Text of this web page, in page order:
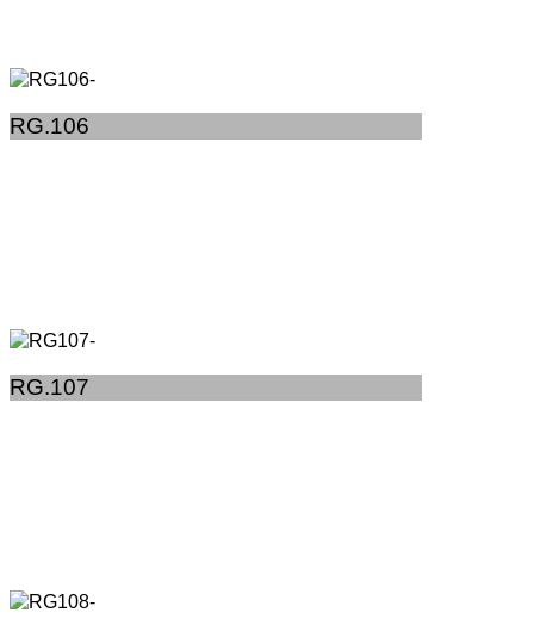
RG.106
RG.107